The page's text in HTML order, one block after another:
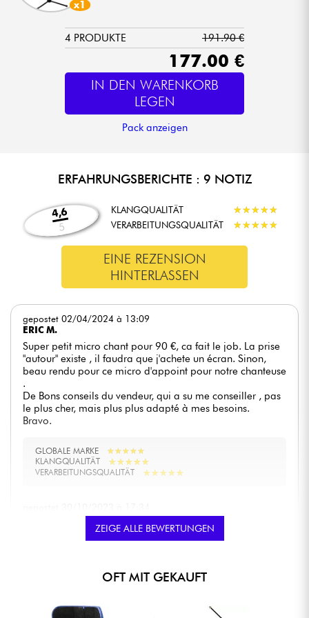
x1
4 PRODUKTE 191.90 €
177.00 €
IN DEN WARENKORB
LEGEN
Pack anzeigen
ERFAHRUNGSBERICHTE : 9 NOTIZ
4,6
5
KLANGQUALITÄT ★★★★★
★★★★★
VERARBEITUNGSQUALITÄT
★★★★★
★★★★★
EINE REZENSION
HINTERLASSEN
gepostet 02/04/2024 à 13:09
ERIC M.
Super petit micro chant pour 90 €, ca fait le job. La prise
"autour" existe , il faudra que j'achete un écran. Sinon,
beau rendu pour ce micro d'appoint pour notre chanteuse
.
De Bons conseils du vendeur, qui a su me conseiller , pas
le plus cher, mais plus plus adapté à mes besoins.
Bravo.
GLOBALE MARKE ★★★★★
★★★★★
KLANGQUALITÄT
★★★★★
★★★★★
VERARBEITUNGSQUALITÄT ★★★★★
★★★★★
Passage au magasin Star's Music de Paris vendredi midi
après essai à la maison, exactement à mes attentes. Non
seulement la personne en boutique m'a présenté et testé
était parti sur un micro type sm57, je suis plus que
ZEIGE ALLE BEWERTUNGEN
OFT MIT GEKAUFT